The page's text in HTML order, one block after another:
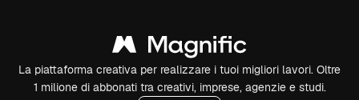
La piattaforma creativa per realizzare i tuoi migliori lavori. Oltre
1 milione di abbonati tra creativi, imprese, agenzie e studi.